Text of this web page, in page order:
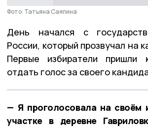
Фото: Татьяна Саяпина
День начался с
России, который прозвучал на
Первые избиратели
отдать голос за своего
— Я проголосовала на своём
участке в деревне